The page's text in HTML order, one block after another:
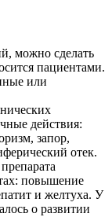
можно сделать
пациентами.
или
действия:
запор,
отек.
повышение
и желтуха. У
о развитии